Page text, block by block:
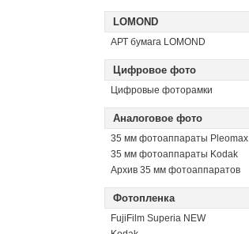
LOMOND
АРТ бумага LOMOND
Цифровое фото
Цифровые фоторамки
Аналоговое фото
35 мм фотоаппараты Pleomax
35 мм фотоаппараты Kodak
Архив 35 мм фотоаппаратов
Фотопленка
FujiFilm Superia NEW